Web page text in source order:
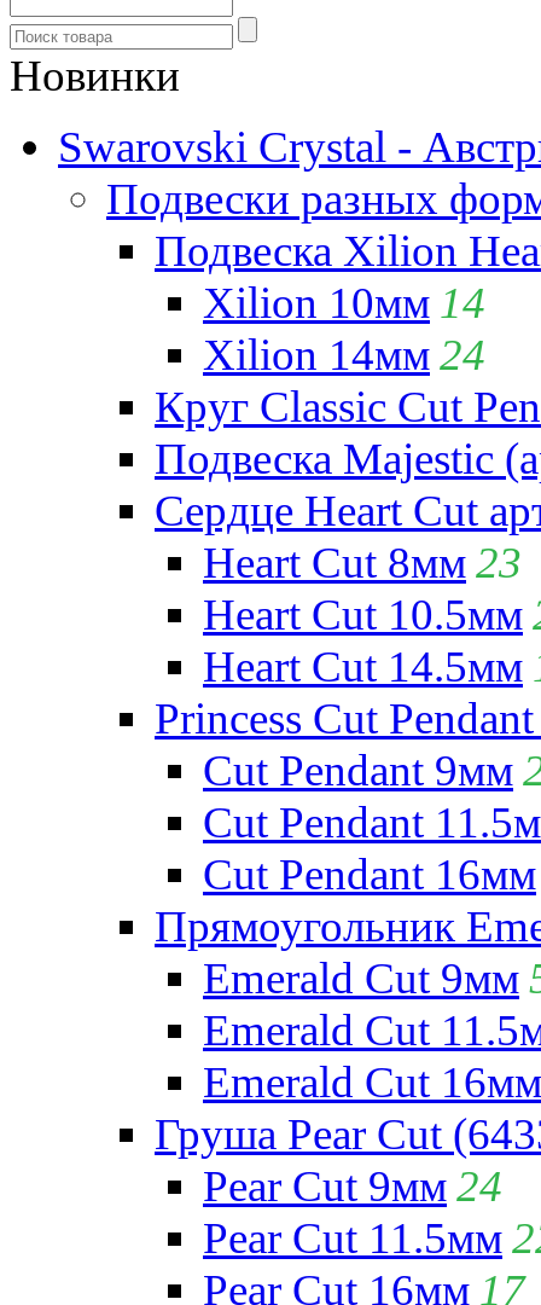
Новинки
Swarovski Crystal -
Подвески разных
Подвеска Xilion
Xilion 10мм 14
Xilion 14мм24
Круг Classic Cut
Подвеска Majestic
Сердце Heart Cut
Heart Cut 8мм23
Heart Cut 10.5мм
Heart Cut 14.5мм
Princess Cut
Cut Pendant 9мм
Cut Pendant
Cut Pendant 16мм
Прямоугольник
Emerald Cut 9мм
Emerald Cut
Emerald Cut 16мм
Груша Pear Cut
Pear Cut 9мм24
Pear Cut 11.5мм
Pear Cut 16мм 17